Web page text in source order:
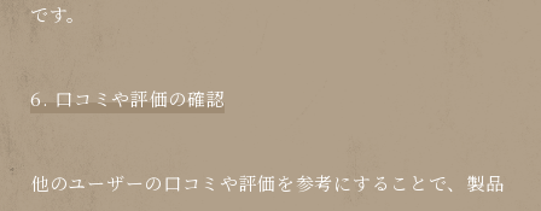
です。
6. 口コミや評価の確認
他のユーザーの口コミや評価を参考にすることで、製品